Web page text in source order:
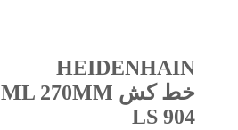
HEIDENHAIN
خط کش ML 270MM مدل
LS 904